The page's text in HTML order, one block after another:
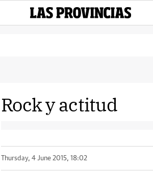
Rock y actitud
Thursday, 4 June 2015, 18:02